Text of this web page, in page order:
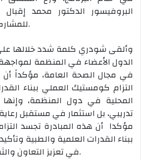
البروفيسور الدكتور محمد
للمشاركين خلال حفل رسمي.
وألقى شودري كلمة شدد خلالها
الدول الأعضاء في المنظمة
في مجال الصحة العامة، مؤكداً
التزام كومستيك العملي ببناء
المحلية في دول المنظمة،
تدريبي، بل استثمار في مستقبل
مؤكدا أن هذه المبادرة تجسد
ببناء القدرات العلمية والطبية
في تعزيز التعاون والثقة بين الدول النامية.